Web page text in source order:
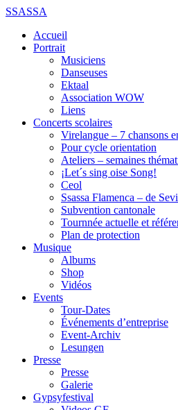
SSASSA
Accueil
Portrait
Musiciens
Danseuses
Ektaal
Association WOW
Liens
Concerts scolaires
Virelangue – 7 chansons
Pour cycle orientation
Ateliers – semaines
¡Let´s sing oise Song!
Ceol
Ssassa Flamenca – de
Subvention cantonale
Tournnée actuelle et
Plan de protection
Musique
Albums
Shop
Vidéos
Events
Tour-Dates
Événements d’entreprise
Event-Archiv
Lesungen
Presse
Presse
Galerie
Gypsyfestival